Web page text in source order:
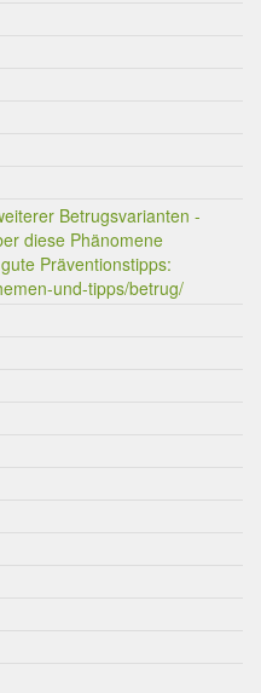
Betrugsvarianten -
diese Phänomene
Präventionstipps:
und-tipps/betrug/